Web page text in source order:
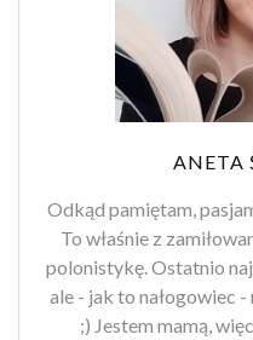
ANETA
Odkąd pamiętam,
To właśnie z
polonistykę. Ostatnio
ale - jak to nałogowiec -
;) Jestem mamą,